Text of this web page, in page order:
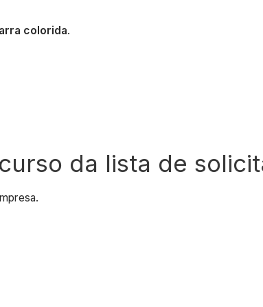
colorida.
da lista de